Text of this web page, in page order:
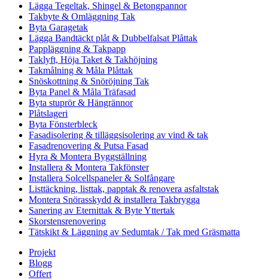
Lägga Tegeltak, Shingel & Betongpannor
Takbyte & Omläggning Tak
Byta Garagetak
Lägga Bandtäckt plåt & Dubbelfalsat Plåttak
Pappläggning & Takpapp
Taklyft, Höja Taket & Takhöjning
Takmålning & Måla Plåttak
Snöskottning & Snöröjning Tak
Byta Panel & Måla Träfasad
Byta stuprör & Hängrännor
Plåtslageri
Byta Fönsterbleck
Fasadisolering & tilläggsisolering av vind & tak
Fasadrenovering & Putsa Fasad
Hyra & Montera Byggställning
Installera & Montera Takfönster
Installera Solcellspaneler & Solfångare
Listtäckning, listtak, papptak & renovera asfaltstak
Montera Snörasskydd & installera Takbrygga
Sanering av Eternittak & Byte Yttertak
Skorstensrenovering
Tätskikt & Läggning av Sedumtak / Tak med Gräsmatta
Projekt
Blogg
Offert